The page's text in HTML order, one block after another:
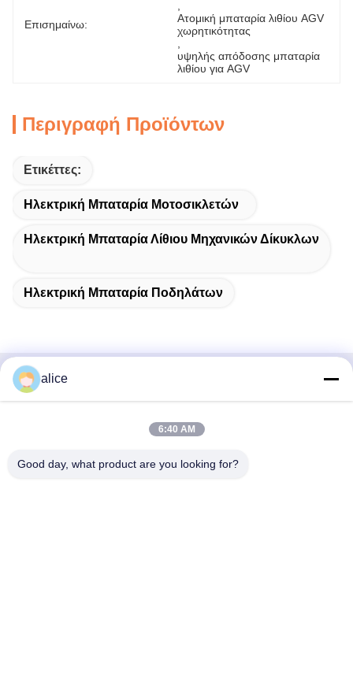
Επισημαίνω:
Ατομική μπαταρία λιθίου AGV
χωρητικότητας
υψηλής απόδοσης μπαταρία
λιθίου για AGV
Περιγραφή Προϊόντων
Ετικέττες:
Ηλεκτρική Μπαταρία Μοτοσικλετών
Ηλεκτρική Μπαταρία Λίθιου Μηχανικών Δίκυκλων
Ηλεκτρική Μπαταρία Ποδηλάτων
Γρήγορη επαφή
ζώνη υψηλής τεχνολογίας, πόλη Zaozhuang, Shandong,
alice
6:40 AM
Good day, what product are you looking for?